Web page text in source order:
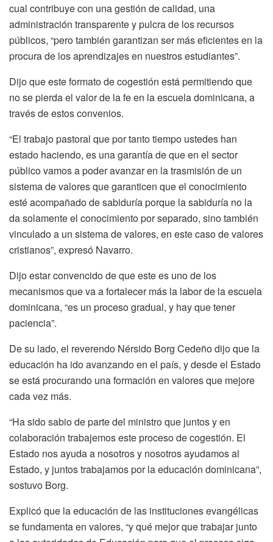
cual contribuye con una gestión de calidad, una
administración transparente y pulcra de los recursos
públicos, “pero también garantizan ser más eficientes en la
procura de los aprendizajes en nuestros estudiantes”.
Dijo que este formato de cogestión está permitiendo que
no se pierda el valor de la fe en la escuela dominicana, a
través de estos convenios.
“El trabajo pastoral que por tanto tiempo ustedes han
estado haciendo, es una garantía de que en el sector
público vamos a poder avanzar en la trasmisión de un
sistema de valores que garanticen que el conocimiento
esté acompañado de sabiduría porque la sabiduría no la
da solamente el conocimiento por separado, sino también
vinculado a un sistema de valores, en este caso de valores
cristianos”, expresó Navarro.
Dijo estar convencido de que este es uno de los
mecanismos que va a fortalecer más la labor de la escuela
dominicana, “es un proceso gradual, y hay que tener
paciencia”.
De su lado, el reverendo Nérsido Borg Cedeño dijo que la
educación ha ido avanzando en el país, y desde el Estado
se está procurando una formación en valores que mejore
cada vez más.
“Ha sido sabio de parte del ministro que juntos y en
colaboración trabajemos este proceso de cogestión. El
Estado nos ayuda a nosotros y nosotros ayudamos al
Estado, y juntos trabajamos por la educación dominicana”,
sostuvo Borg.
Explicó que la educación de las instituciones evangélicas
se fundamenta en valores, “y qué mejor que trabajar junto